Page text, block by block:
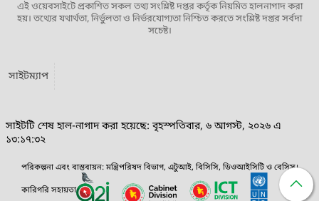
এই ওয়েবসাইটে প্রকাশিত সকল তথ্য সংশ্লিষ্ট দপ্তর কর্তৃক নিয়মিত হালনাগাদ করা
হয়। তথ্যের যথার্থতা, নির্ভুলতা ও নির্ভরযোগ্যতা নিশ্চিত করতে সংশ্লিষ্ট দপ্তর সর্বদা
সচেষ্ট।
সাইটম্যাপ
সাইটটি শেষ হাল-নাগাদ করা হয়েছে: বৃহস্পতিবার, ৬ আগস্ট, ২০২৬ এ
১৩:১৭:৩২
পরিকল্পনা এবং বাস্তবায়ন: মন্ত্রিপরিষদ বিভাগ, এটুআই, বিসিসি, ডিওআইসিটি ও বেসিস।
কারিগরি সহায়তা